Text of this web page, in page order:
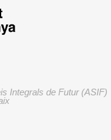
Integrals de Futur (ASIF)